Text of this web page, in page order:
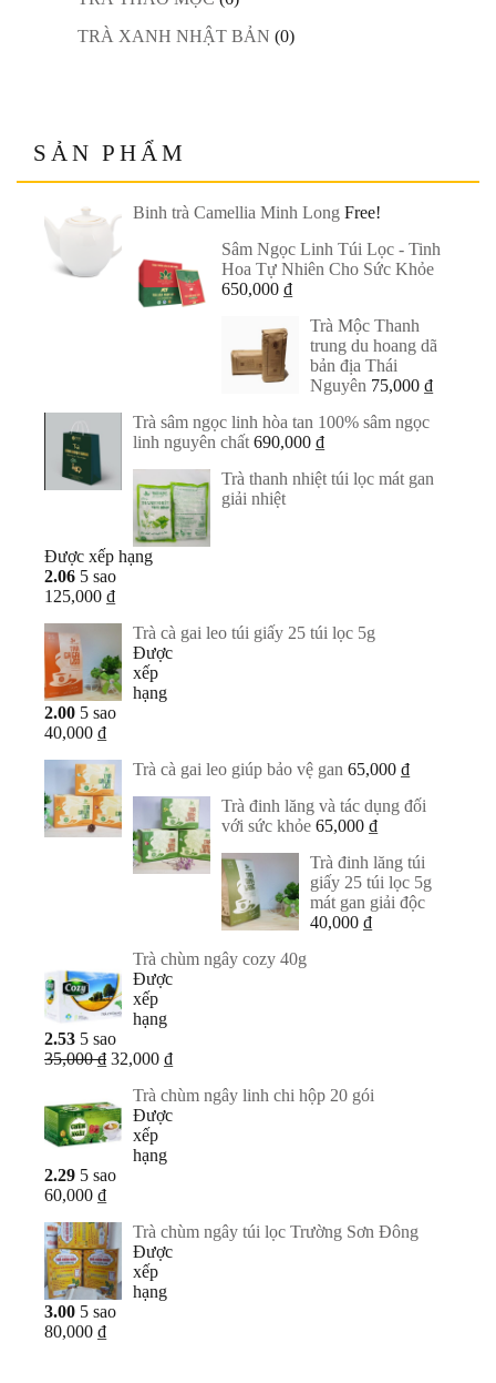
TRÀ XANH NHẬT BẢN (0)
SẢN PHẨM
Binh trà Camellia Minh Long Free!
Sâm Ngọc Linh Túi Lọc - Tinh
Hoa Tự Nhiên Cho Sức Khỏe
650,000 ₫
Trà Mộc Thanh
trung du hoang dã
bản địa Thái
Nguyên 75,000 ₫
Trà sâm ngọc linh hòa tan 100% sâm ngọc
linh nguyên chất 690,000 ₫
Trà thanh nhiệt túi lọc mát gan
giải nhiệt
Được xếp hạng
2.06 5 sao
125,000 ₫
Trà cà gai leo túi giấy 25 túi lọc 5g
Được
xếp
hạng
2.00 5 sao
40,000 ₫
Trà cà gai leo giúp bảo vệ gan 65,000 ₫
Trà đinh lăng và tác dụng đối
với sức khỏe 65,000 ₫
Trà đinh lăng túi
giấy 25 túi lọc 5g
mát gan giải độc
40,000 ₫
Trà chùm ngây cozy 40g
Được
xếp
hạng
2.53 5 sao
35,000₫ Giá
35,000 ₫.
32,000 ₫Giá
tại
là:
Trà chùm ngây linh chi hộp 20 gói
Được
xếp
hạng
2.29 5 sao
60,000 ₫
Trà chùm ngây túi lọc Trường Sơn Đông
Được
xếp
hạng
3.00 5 sao
80,000 ₫